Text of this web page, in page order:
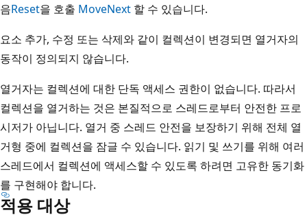
음Reset을 호출 MoveNext 할 수 있습니다.
요소 추가, 수정 또는 삭제와 같이 컬렉션이 변경되면 열거자의
동작이 정의되지 않습니다.
열거자는 컬렉션에 대한 단독 액세스 권한이 없습니다. 따라서
컬렉션을 열거하는 것은 본질적으로 스레드로부터 안전한 프로
시저가 아닙니다. 열거 중 스레드 안전을 보장하기 위해 전체 열
거형 중에 컬렉션을 잠글 수 있습니다. 읽기 및 쓰기를 위해 여러
스레드에서 컬렉션에 액세스할 수 있도록 하려면 고유한 동기화
를 구현해야 합니다.
적용 대상